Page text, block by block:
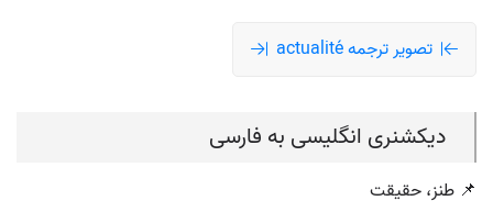
تصویر ترجمه actualité
دیکشنری انگلیسی به فارسی
📌 طنز، حقیقت